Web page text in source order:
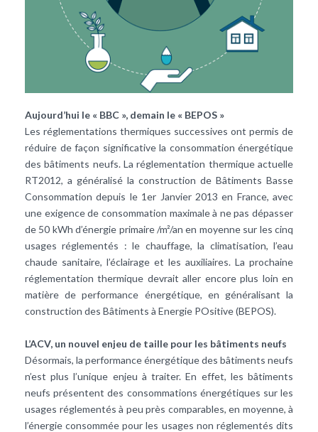
Aujourd’hui le « BBC », demain le « BEPOS »
Les réglementations thermiques successives ont permis de
réduire de façon significative la consommation énergétique
des bâtiments neufs. La réglementation thermique actuelle
RT2012, a généralisé la construction de Bâtiments Basse
Consommation depuis le 1er Janvier 2013 en France, avec
une exigence de consommation maximale à ne pas dépasser
de 50 kWh d’énergie primaire /m²/an en moyenne sur les cinq
usages réglementés : le chauffage, la climatisation, l’eau
chaude sanitaire, l’éclairage et les auxiliaires. La prochaine
réglementation thermique devrait aller encore plus loin en
matière de performance énergétique, en généralisant la
construction des Bâtiments à Energie POsitive (BEPOS).
L’ACV, un nouvel enjeu de taille pour les bâtiments neufs
Désormais, la performance énergétique des bâtiments neufs
n’est plus l’unique enjeu à traiter. En effet, les bâtiments
neufs présentent des consommations énergétiques sur les
usages réglementés à peu près comparables, en moyenne, à
l’énergie consommée pour les usages non réglementés dits